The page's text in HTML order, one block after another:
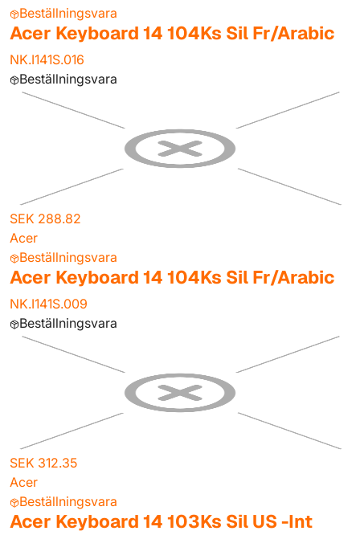
Beställningsvara
Acer Keyboard 14 104Ks Sil Fr/Arabic
NK.I141S.016
Beställningsvara
SEK 288.82
Acer
Beställningsvara
Acer Keyboard 14 104Ks Sil Fr/Arabic
NK.I141S.009
Beställningsvara
SEK 312.35
Acer
Beställningsvara
Acer Keyboard 14 103Ks Sil US -Int